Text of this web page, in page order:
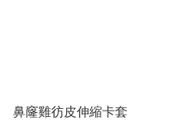
鼻窿雞彷皮伸縮卡套